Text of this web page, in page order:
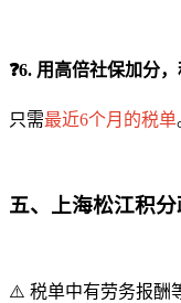
❓6. 用高倍社保加分，
只需最近6个月的税单
五、上海松江积
⚠️ 税单中有劳务报酬